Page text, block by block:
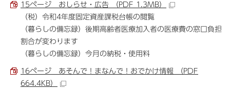
15ページ おしらせ・広告 （PDF 1.3MB）
（税）令和4年度固定資産課税台帳の閲覧
（暮らしの備忘録）後期高齢者医療加入者の医療費の窓口負担
割合が変わります
（暮らしの備忘録）今月の納税・使用料
16ページ あそんで！まなんで！おでかけ情報 （PDF
664.4KB）